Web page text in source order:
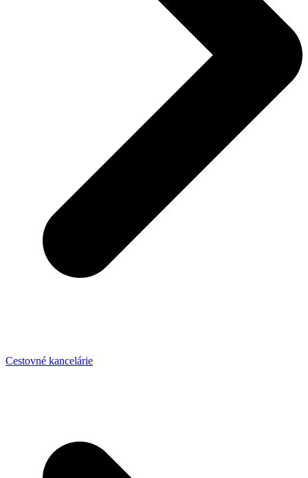
Cestovné kancelárie